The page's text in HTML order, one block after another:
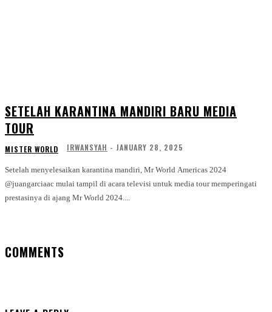
SETELAH KARANTINA MANDIRI BARU MEDIA
TOUR
MISTER WORLD IRWANSYAH - JANUARY 28, 2025
Setelah menyelesaikan karantina mandiri, Mr World Americas 2024
@juangarciaac mulai tampil di acara televisi untuk media tour memperingati
prestasinya di ajang Mr World 2024....
COMMENTS